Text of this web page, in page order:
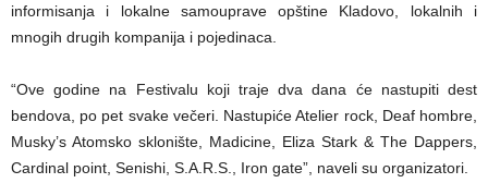
informisanja i lokalne samouprave opštine Kladovo, lokalnih i
mnogih drugih kompanija i pojedinaca.
“Ove godine na Festivalu koji traje dva dana će nastupiti dest
bendova, po pet svake večeri. Nastupiće Atelier rock, Deaf hombre,
Musky’s Atomsko sklonište, Madicine, Eliza Stark & The Dappers,
Cardinal point, Senishi, S.A.R.S., Iron gate”, naveli su organizatori.